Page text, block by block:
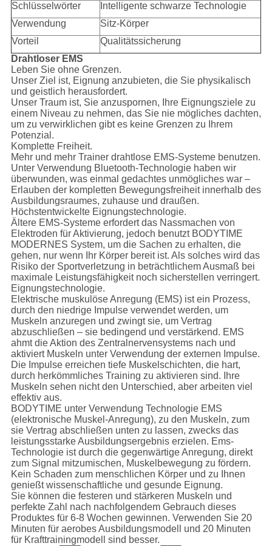
Schlüsselwörter
Intelligente schwarze Technologie
Verwendung
Sitz-Körper
Vorteil
Qualitätssicherung
Drahtloser EMS
Leben Sie ohne Grenzen.
Unser Ziel ist, Eignung anzubieten, die Sie physikalisch
und geistlich herausfordert.
Unser Traum ist, Sie anzuspornen, Ihre Eignungsziele zu
einem Niveau zu nehmen, das Sie nie mögliches dachten,
um zu verwirklichen gibt es keine Grenzen zu Ihrem
Potenzial.
Komplette Freiheit.
Mehr und mehr Trainer drahtlose EMS-Systeme benutzen.
Unter Verwendung Bluetooth-Technologie haben wir
überwunden, was einmal gedachtes unmögliches war –
Erlauben der kompletten Bewegungsfreiheit innerhalb des
Ausbildungsraumes, zuhause und draußen.
Höchstentwickelte Eignungstechnologie.
Ältere EMS-Systeme erfordert das Nassmachen von
Elektroden für Aktivierung, jedoch benutzt BODYTIME
MODERNES System, um die Sachen zu erhalten, die
gehen, nur wenn Ihr Körper bereit ist. Als solches wird das
Risiko der Sportverletzung in beträchtlichem Ausmaß bei
maximale Leistungsfähigkeit noch sicherstellen verringert.
Eignungstechnologie.
Elektrische muskulöse Anregung (EMS) ist ein Prozess,
durch den niedrige Impulse verwendet werden, um
Muskeln anzuregen und zwingt sie, um Vertrag
abzuschließen – sie bedingend und verstärkend. EMS
ahmt die Aktion des Zentralnervensystems nach und
aktiviert Muskeln unter Verwendung der externen Impulse.
Die Impulse erreichen tiefe Muskelschichten, die hart,
durch herkömmliches Training zu aktivieren sind. Ihre
Muskeln sehen nicht den Unterschied, aber arbeiten viel
effektiv aus.
BODYTIME unter Verwendung Technologie EMS
(elektronische Muskel-Anregung), zu den Muskeln, zum
sie Vertrag abschließen unten zu lassen, zwecks das
leistungsstarke Ausbildungsergebnis erzielen. Ems-
Technologie ist durch die gegenwärtige Anregung, direkt
zum Signal mitzumischen, Muskelbewegung zu fördern.
Kein Schaden zum menschlichen Körper und zu Ihnen
genießt wissenschaftliche und gesunde Eignung.
Sie können die festeren und stärkeren Muskeln und
perfekte Zahl nach nachfolgendem Gebrauch dieses
Produktes für 6-8 Wochen gewinnen. Verwenden Sie 20
Minuten für aerobes Ausbildungsmodell und 20 Minuten
für Krafttrainingmodell sind besser.